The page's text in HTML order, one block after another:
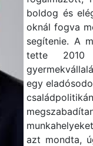
boldog és
oknál fogva
segítenie. A
tette
egy
azt mondta,